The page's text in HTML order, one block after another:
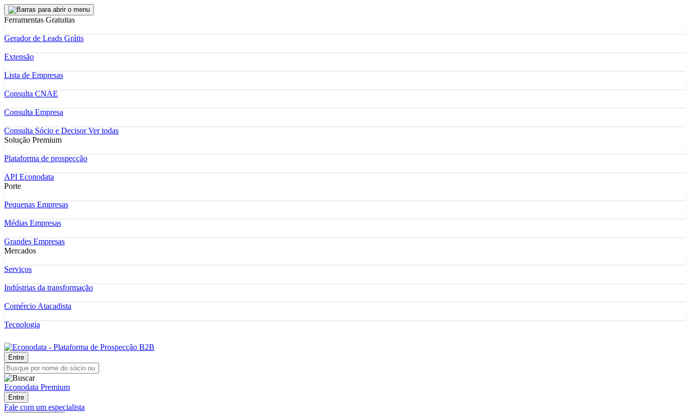
Ferramentas Gratuitas
Gerador de Leads Grátis
Extensão
Lista de Empresas
Consulta CNAE
Consulta Empresa
Consulta Sócio e DecisorVer todas
Solução Premium
Plataforma de prospecção
API Econodata
Porte
Pequenas Empresas
Médias Empresas
Grandes Empresas
Mercados
Serviços
Indústrias da transformação
Comércio Atacadista
Tecnologia
Entre
Econodata Premium
Entre
Fale com um especialista